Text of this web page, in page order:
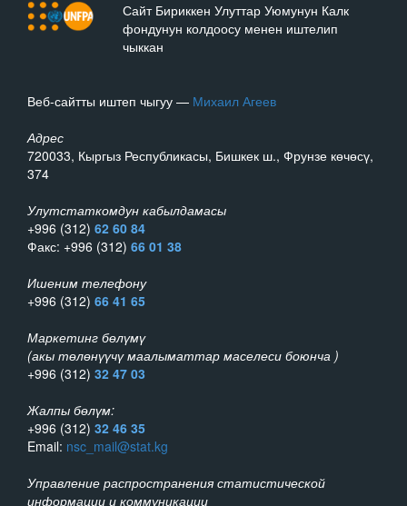
Сайт Бириккен Улуттар Уюмунун Калк
фондунун колдоосу менен иштелип
чыккан
Веб-сайтты иштеп чыгуу — Михаил Агеев
Адрес
720033, Кыргыз Республикасы, Бишкек ш., Фрунзе көчөсү,
374
Улутстаткомдун кабылдамасы
+996 (312) 62 60 84
Факс: +996 (312) 66 01 38
Ишеним телефону
+996 (312) 66 41 65
Маркетинг бөлүмү
(акы төлөнүүчү маалыматтар маселеси боюнча )
+996 (312) 32 47 03
Жалпы бөлүм:
+996 (312) 32 46 35
Email: nsc_mail@stat.kg
Управление распространения статистической
информации и коммуникации